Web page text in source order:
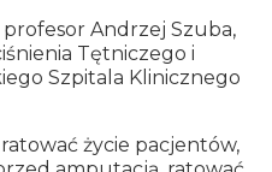
Andrzej Szuba,
Tętniczego i
Szpitala Klinicznego
życie pacjentów,